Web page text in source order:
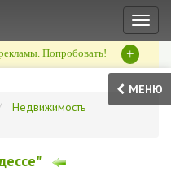
Попробовать! +
МЕНЮ
Недвижимость